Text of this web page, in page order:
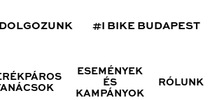
#I BIKE BUDAPEST
ESEMÉNYEK
ÉS
KAMPÁNYOK
RÓLUNK